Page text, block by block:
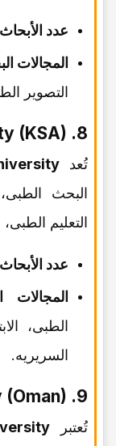
عدد الأبحاث
المجالات
التصویر
8. King Faisal University (KSA)
تُعد
البحث
التعلیم
عدد الأبحاث
المجالات
الطبی،
السریریه.
9. Sultan Qaboos University (Oman)
تُعتبر